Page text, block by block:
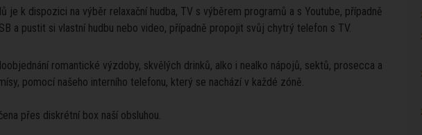
je k dispozici na výběr relaxační hudba, TV s výběrem programů a s Youtube, případně
a pustit si vlastní hudbu nebo video, případně propojit svůj chytrý telefon s TV.
romantické výzdoby, skvělých drinků, alko i nealko nápojů, sektů, prosecca a
pomocí našeho interního telefonu, který se nachází v každé zóně.
přes diskrétní box naší obsluhou.